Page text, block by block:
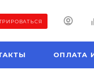
ОПЛАТА